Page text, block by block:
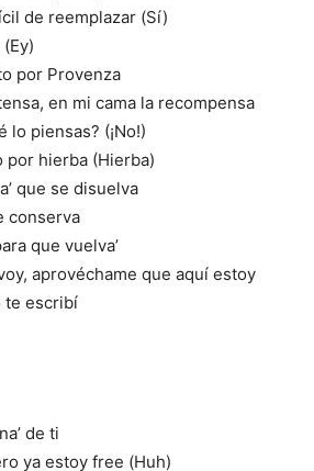
de reemplazar (Sí)
por Provenza
en mi cama la recompensa
lo piensas? (¡No!)
por hierba (Hierba)
que se disuelva
conserva
que vuelva’
aprovéchame que aquí estoy
te escribí
de ti
ya estoy free (Huh)